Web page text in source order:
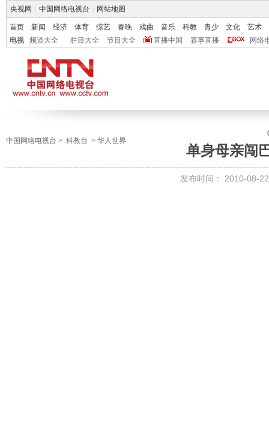
央视网 中国网络电视台 网站地图
首页 新闻 经济 体育 综艺 春晚 戏曲 音乐 科教 青少 文化
艺术
电视
频道大全 栏目大全 节目大全 直播中国 赛事直播 网络
中国网络电视台 > 科教台 > 华人世界
单身母亲闯
发布时间： 2010-08-